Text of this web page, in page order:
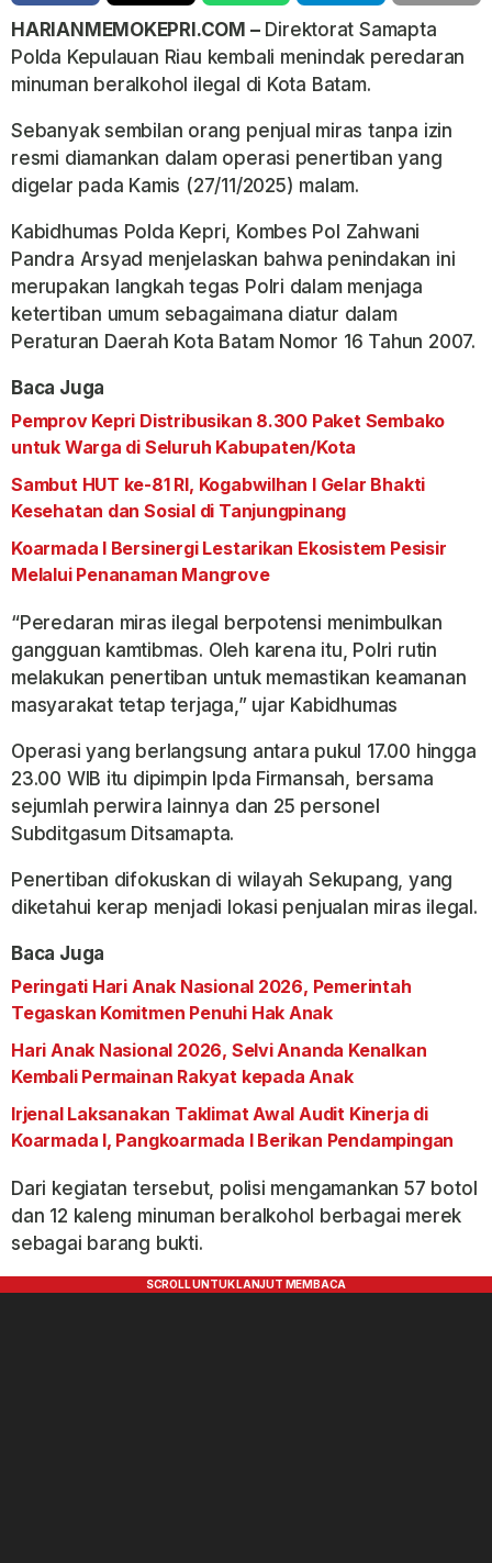
HARIANMEMOKEPRI.COM –Direktorat Samapta
Polda Kepulauan Riau kembali menindak peredaran
minuman beralkohol ilegal di Kota Batam.
Sebanyak sembilan orang penjual miras tanpa izin
resmi diamankan dalam operasi penertiban yang
digelar pada Kamis (27/11/2025) malam.
Kabidhumas Polda Kepri, Kombes Pol Zahwani
Pandra Arsyad menjelaskan bahwa penindakan ini
merupakan langkah tegas Polri dalam menjaga
ketertiban umum sebagaimana diatur dalam
Peraturan Daerah Kota Batam Nomor 16 Tahun 2007.
Baca Juga
Pemprov Kepri Distribusikan 8.300 Paket Sembako
untuk Warga di Seluruh Kabupaten/Kota
Sambut HUT ke-81 RI, Kogabwilhan I Gelar Bhakti
Kesehatan dan Sosial di Tanjungpinang
Koarmada I Bersinergi Lestarikan Ekosistem Pesisir
Melalui Penanaman Mangrove
“Peredaran miras ilegal berpotensi menimbulkan
gangguan kamtibmas. Oleh karena itu, Polri rutin
melakukan penertiban untuk memastikan keamanan
masyarakat tetap terjaga,” ujar Kabidhumas
Operasi yang berlangsung antara pukul 17.00 hingga
23.00 WIB itu dipimpin Ipda Firmansah, bersama
sejumlah perwira lainnya dan 25 personel
Subditgasum Ditsamapta.
Penertiban difokuskan di wilayah Sekupang, yang
diketahui kerap menjadi lokasi penjualan miras ilegal.
Baca Juga
Peringati Hari Anak Nasional 2026, Pemerintah
Tegaskan Komitmen Penuhi Hak Anak
Hari Anak Nasional 2026, Selvi Ananda Kenalkan
Kembali Permainan Rakyat kepada Anak
Irjenal Laksanakan Taklimat Awal Audit Kinerja di
Koarmada I, Pangkoarmada I Berikan Pendampingan
Dari kegiatan tersebut, polisi mengamankan 57 botol
dan 12 kaleng minuman beralkohol berbagai merek
sebagai barang bukti.